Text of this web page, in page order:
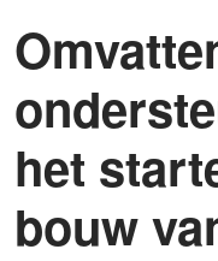
het
bouw